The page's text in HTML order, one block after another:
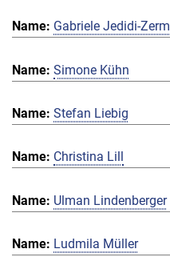
Gabriele Jedidi-Zerm
Simone Kühn
Stefan Liebig
Christina Lill
Ulman Lindenberger
Ludmila Müller